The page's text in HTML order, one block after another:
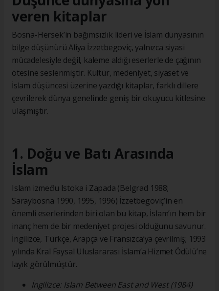
veren kitaplar
Bosna-Hersek’in bağımsızlık lideri ve İslam dünyasının
bilge düşünürü Aliya İzzetbegoviç, yalnızca siyasi
mücadelesiyle değil, kaleme aldığı eserlerle de çağının
ötesine seslenmiştir. Kültür, medeniyet, siyaset ve
İslam düşüncesi üzerine yazdığı kitaplar, farklı dillere
çevrilerek dünya genelinde geniş bir okuyucu kitlesine
ulaşmıştır.
1. Doğu ve Batı Arasında
İslam
Islam između Istoka i Zapada (Belgrad 1988;
Saraybosna 1990, 1995, 1996) İzzetbegoviç’in en
önemli eserlerinden biri olan bu kitap, İslam’ın hem bir
inanç hem de bir medeniyet projesi olduğunu savunur.
İngilizce, Türkçe, Arapça ve Fransızca’ya çevrilmiş; 1993
yılında Kral Faysal Uluslararası İslam’a Hizmet Ödülü’ne
layık görülmüştür.
İngilizce: Islam Between East and West (1984)